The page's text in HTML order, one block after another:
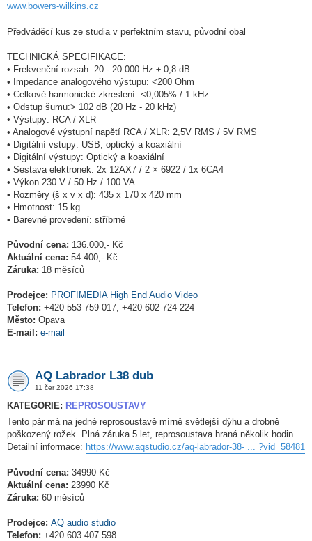
www.bowers-wilkins.cz
Předváděcí kus ze studia v perfektním stavu, původní obal
TECHNICKÁ SPECIFIKACE:
• Frekvenční rozsah: 20 - 20 000 Hz ± 0,8 dB
• Impedance analogového výstupu: <200 Ohm
• Celkové harmonické zkreslení: <0,005% / 1 kHz
• Odstup šumu:> 102 dB (20 Hz - 20 kHz)
• Výstupy: RCA / XLR
• Analogové výstupní napětí RCA / XLR: 2,5V RMS / 5V RMS
• Digitální vstupy: USB, optický a koaxiální
• Digitální výstupy: Optický a koaxiální
• Sestava elektronek: 2x 12AX7 / 2 × 6922 / 1x 6CA4
• Výkon 230 V / 50 Hz / 100 VA
• Rozměry (š x v x d): 435 x 170 x 420 mm
• Hmotnost: 15 kg
• Barevné provedení: stříbrné
Původní cena: 136.000,- Kč
Aktuální cena: 54.400,- Kč
Záruka: 18 měsíců
Prodejce: PROFIMEDIA High End Audio Video
Telefon: +420 553 759 017, +420 602 724 224
Město: Opava
E-mail: e-mail
AQ Labrador L38 dub
11 čer 2026 17:38
KATEGORIE: REPROSOUSTAVY
Tento pár má na jedné reprosoustavě mírně světlejší dýhu a drobně
poškozený rožek. Plná záruka 5 let, reprosoustava hraná několik hodin.
Detailní informace: https://www.aqstudio.cz/aq-labrador-38- ... ?vid=58481
Původní cena: 34990 Kč
Aktuální cena: 23990 Kč
Záruka: 60 měsíců
Prodejce: AQ audio studio
Telefon: +420 603 407 598